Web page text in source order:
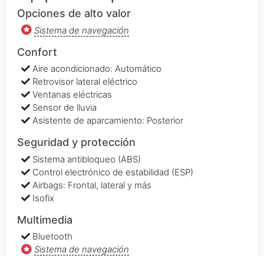
Opciones de alto valor
Sistema de navegación
Confort
Aire acondicionado: Automático
Retrovisor lateral eléctrico
Ventanas eléctricas
Sensor de lluvia
Asistente de aparcamiento: Posterior
Seguridad y protección
Sistema antibloqueo (ABS)
Control electrónico de estabilidad (ESP)
Airbags: Frontal, lateral y más
Isofix
Multimedia
Bluetooth
Sistema de navegación